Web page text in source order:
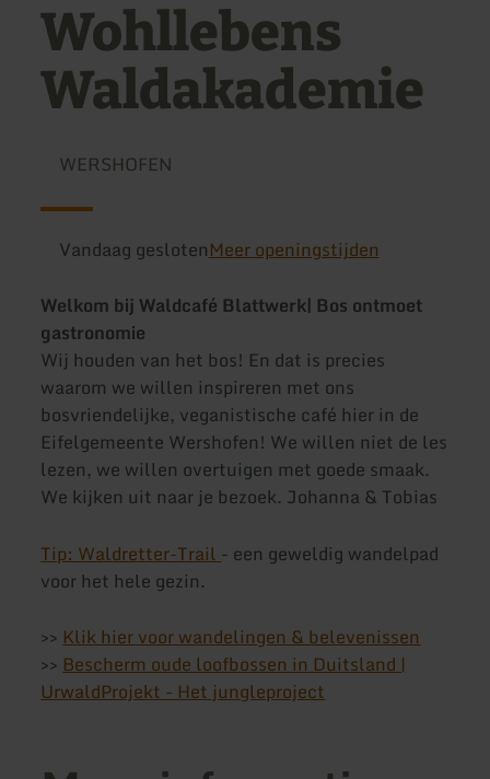
Wohllebens
Waldakademie
WERSHOFEN
Vandaag geslotenMeer openingstijden
Welkom bij Waldcafé Blattwerk| Bos ontmoet
gastronomie
Wij houden van het bos! En dat is precies
waarom we willen inspireren met ons
bosvriendelijke, veganistische café hier in de
Eifelgemeente Wershofen! We willen niet de les
lezen, we willen overtuigen met goede smaak.
We kijken uit naar je bezoek. Johanna & Tobias
Tip: Waldretter-Trail - een geweldig wandelpad
voor het hele gezin.
>> Klik hier voor wandelingen & belevenissen
>> Bescherm oude loofbossen in Duitsland |
UrwaldProjekt - Het jungleproject